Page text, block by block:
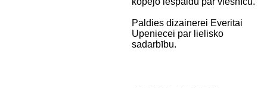
Paldies dizainerei Everitai
Upeniecei par lielisko
sadarbību.